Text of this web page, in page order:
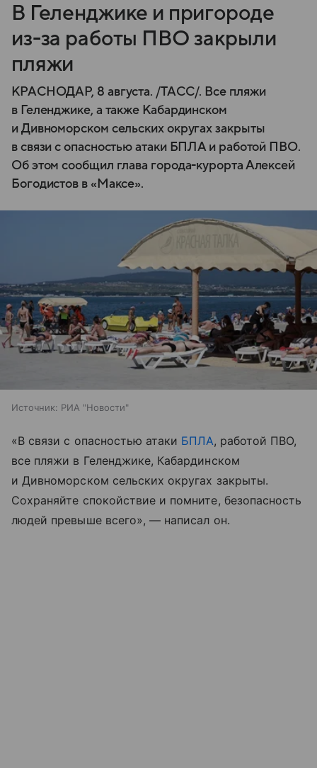
В Геленджике и пригороде
из-за работы ПВО закрыли
пляжи
КРАСНОДАР, 8 августа. /ТАСС/. Все пляжи
в Геленджике, а также Кабардинском
и Дивноморском сельских округах закрыты
в связи с опасностью атаки БПЛА и работой ПВО.
Об этом сообщил глава города-курорта Алексей
Богодистов в «Максе».
Источник: РИА "Новости"
«В связи с опасностью атаки БПЛА, работой ПВО,
все пляжи в Геленджике, Кабардинском
и Дивноморском сельских округах закрыты.
Сохраняйте спокойствие и помните, безопасность
людей превыше всего», — написал он.